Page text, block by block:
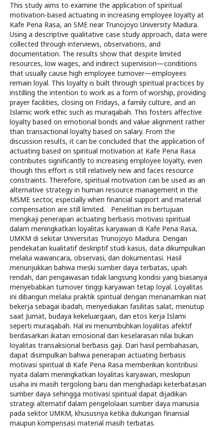
This study aims to examine the application of spiritual
motivation-based actuating in increasing employee loyalty at
Kafe Pena Rasa, an SME near Trunojoyo University Madura.
Using a descriptive qualitative case study approach, data were
collected through interviews, observations, and
documentation. The results show that despite limited
resources, low wages, and indirect supervision—conditions
that usually cause high employee turnover—employees
remain loyal. This loyalty is built through spiritual practices by
instilling the intention to work as a form of worship, providing
prayer facilities, closing on Fridays, a family culture, and an
Islamic work ethic such as muraqabah. This fosters affective
loyalty based on emotional bonds and value alignment rather
than transactional loyalty based on salary. From the
discussion results, it can be concluded that the application of
actuating based on spiritual motivation at Kafe Pena Rasa
contributes significantly to increasing employee loyalty, even
though this effort is still relatively new and faces resource
constraints. Therefore, spiritual motivation can be used as an
alternative strategy in human resource management in the
MSME sector, especially when financial support and material
compensation are still limited. Penelitian ini bertujuan
mengkaji penerapan actuating berbasis motivasi spiritual
dalam meningkatkan loyalitas karyawan di Kafe Pena Rasa,
UMKM di sekitar Universitas Trunojoyo Madura. Dengan
pendekatan kualitatif deskriptif studi kasus, data dikumpulkan
melalui wawancara, observasi, dan dokumentasi. Hasil
menunjukkan bahwa meski sumber daya terbatas, upah
rendah, dan pengawasan tidak langsung kondisi yang biasanya
menyebabkan turnover tinggi karyawan tetap loyal. Loyalitas
ini dibangun melalui praktik spiritual dengan menanamkan niat
bekerja sebagai ibadah, menyediakan fasilitas salat, menutup
saat Jumat, budaya kekeluargaan, dan etos kerja Islami
seperti muraqabah. Hal ini menumbuhkan loyalitas afektif
berdasarkan ikatan emosional dan keselarasan nilai bukan
loyalitas transaksional berbasis gaji. Dari hasil pembahasan,
dapat disimpulkan bahwa penerapan actuating berbasis
motivasi spiritual di Kafe Pena Rasa memberikan kontribusi
nyata dalam meningkatkan loyalitas karyawan, meskipun
usaha ini masih tergolong baru dan menghadapi keterbatasan
sumber daya sehingga motivasi spiritual dapat dijadikan
strategi alternatif dalam pengelolaan sumber daya manusia
pada sektor UMKM, khususnya ketika dukungan finansial
maupun kompensasi material masih terbatas.